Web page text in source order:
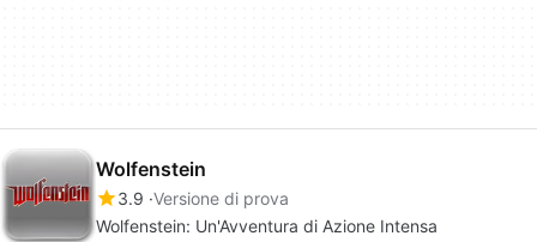
Wolfenstein
3.9 Versione di prova
Wolfenstein: Un'Avventura di Azione Intensa